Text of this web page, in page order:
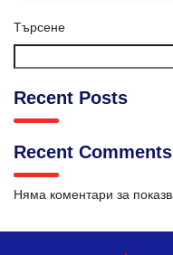
Търсене
Recent Posts
Recent Comments
Няма коментари за